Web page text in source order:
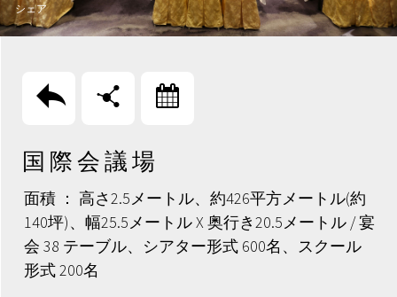
シェア
回上頁 分享
国 際 会 議 場
面積 ： 高さ2.5メートル、約426平方メートル(約
140坪)、幅25.5メートル X 奥行き20.5メートル / 宴
会 38 テーブル、シアター形式 600名、スクール
形式 200名